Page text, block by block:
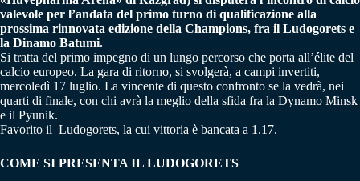
valevole per l’andata del primo turno di qualificazione alla
prossima rinnovata edizione della Champions, fra il Ludogorets e
la Dinamo Batumi.
Si tratta del primo impegno di un lungo percorso che porta all’élite del
calcio europeo. La gara di ritorno, si svolgerà, a campi invertiti,
mercoledì 17 luglio. La vincente di questo confronto se la vedrà, nei
quarti di finale, con chi avrà la meglio della sfida fra la Dynamo Minsk
e il Pyunik.
Favorito il Ludogorets, la cui vittoria è bancata a 1.17.
COME SI PRESENTA IL LUDOGORETS